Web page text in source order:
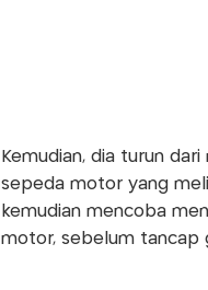
Kemudian, dia turun
sepeda motor yang
kemudian mencoba
motor, sebelum tancap